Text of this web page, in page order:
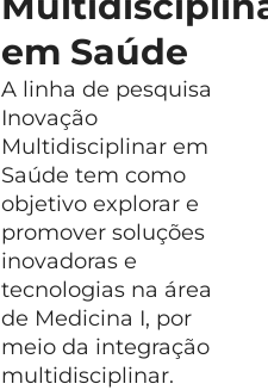
e
em Saúde
A linha de pesquisa
Inovação
Multidisciplinar em
Saúde tem como
objetivo explorar e
promover soluções
inovadoras e
tecnologias na área
de Medicina I, por
meio da integração
multidisciplinar.